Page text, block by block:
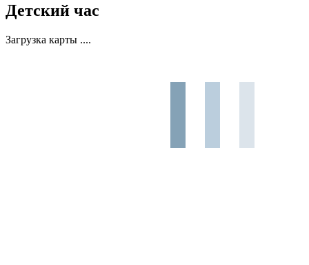
Детский час
Загрузка карты ....